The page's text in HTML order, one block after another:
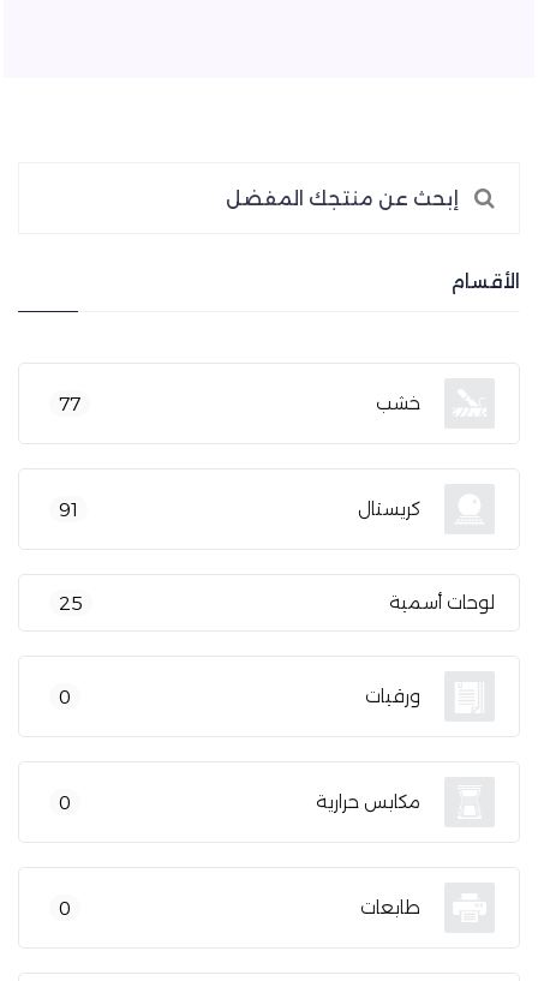
الأقسام
خشب 77
كريستال 91
لوحات أسمية 25
ورقيات 0
مكابس حرارية 0
طابعات 0